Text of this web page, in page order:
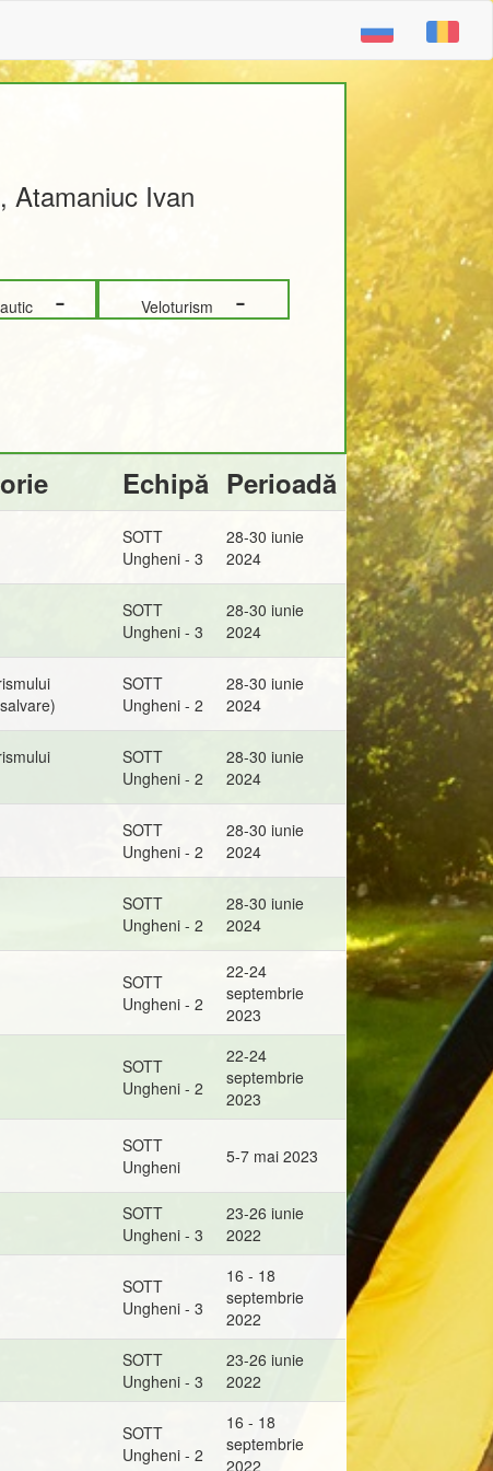
Atamaniuc Ivan
- Veloturism -
Echipă Perioadă
SOTT
Ungheni - 3
28-30 iunie
2024
SOTT
Ungheni - 3
28-30 iunie
2024
SOTT
Ungheni - 2
28-30 iunie
2024
SOTT
Ungheni - 2
28-30 iunie
2024
SOTT
Ungheni - 2
28-30 iunie
2024
SOTT
Ungheni - 2
28-30 iunie
2024
SOTT
Ungheni - 2
22-24
septembrie
2023
SOTT
Ungheni - 2
22-24
septembrie
2023
SOTT
Ungheni
5-7 mai 2023
SOTT
Ungheni - 3
23-26 iunie
2022
SOTT
Ungheni - 3
16 - 18
septembrie
2022
SOTT
Ungheni - 3
23-26 iunie
2022
SOTT
Ungheni - 2
16 - 18
septembrie
2022